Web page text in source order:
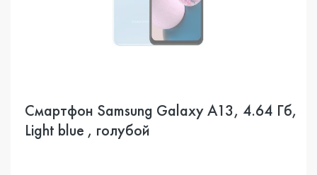
Смартфон Samsung Galaxy A13, 4.64 Гб,
Light blue , голубой